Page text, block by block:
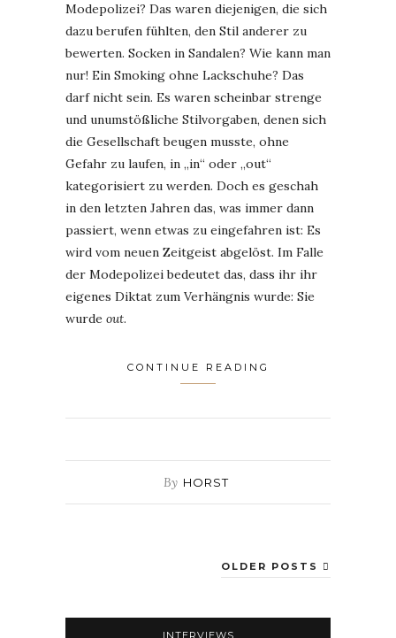
Modepolizei? Das waren diejenigen, die sich
dazu berufen fühlten, den Stil anderer zu
bewerten. Socken in Sandalen? Wie kann man
nur! Ein Smoking ohne Lackschuhe? Das
darf nicht sein. Es waren scheinbar strenge
und unumstößliche Stilvorgaben, denen sich
die Gesellschaft beugen musste, ohne
Gefahr zu laufen, in „in“ oder „out“
kategorisiert zu werden. Doch es geschah
in den letzten Jahren das, was immer dann
passiert, wenn etwas zu eingefahren ist: Es
wird vom neuen Zeitgeist abgelöst. Im Falle
der Modepolizei bedeutet das, dass ihr ihr
eigenes Diktat zum Verhängnis wurde: Sie
wurde out.
CONTINUE READING
By HORST
OLDER POSTS